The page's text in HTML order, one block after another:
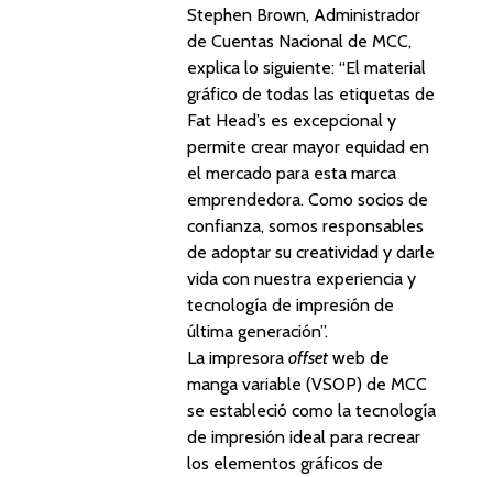
Stephen Brown, Administrador
de Cuentas Nacional de MCC,
explica lo siguiente: “El material
gráfico de todas las etiquetas de
Fat Head’s es excepcional y
permite crear mayor equidad en
el mercado para esta marca
emprendedora. Como socios de
confianza, somos responsables
de adoptar su creatividad y darle
vida con nuestra experiencia y
tecnología de impresión de
última generación”.
La impresora offset web de
manga variable (VSOP) de MCC
se estableció como la tecnología
de impresión ideal para recrear
los elementos gráficos de